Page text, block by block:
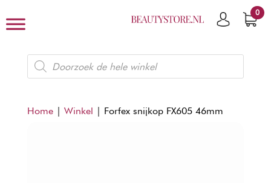
0
Producten
zoeken
Home| Winkel | Forfex snijkop FX605 46mm